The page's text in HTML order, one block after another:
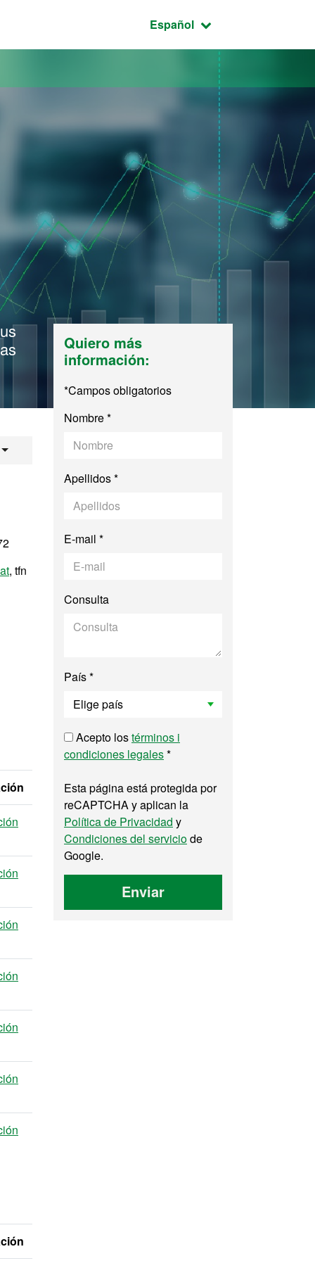
Idioma seleccionado:
Español
de
, tfn
Quiero más
información:
*Campos obligatorios
Nombre *
Apellidos *
E-mail *
Consulta
País *
Acepto lostérminos i
condiciones legales*
Esta página está protegida por
reCAPTCHA y aplican la
Política de Privacidad y
Condiciones del serviciode
Google.
Enviar